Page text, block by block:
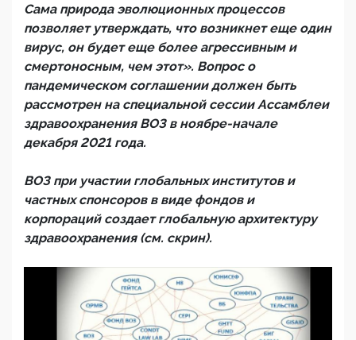
Сама природа эволюционных процессов
позволяет утверждать, что возникнет еще один
вирус, он будет еще более агрессивным и
смертоносным, чем этот». Вопрос о
пандемическом соглашении должен быть
рассмотрен на специальной сессии Ассамблеи
здравоохранения ВОЗ в ноябре-начале
декабря 2021 года.
ВОЗ при участии глобальных институтов и
частных спонсоров в виде фондов и
корпораций создает глобальную архитектуру
здравоохранения (см. скрин).